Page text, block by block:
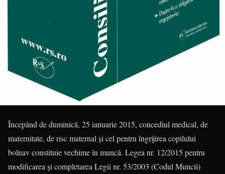
Începând de duminică, 25 ianuarie 2015, concediul medical, de
maternitate, de risc maternal şi cel pentru îngrijirea copilului
bolnav constituie vechime în muncă. Legea nr. 12/2015 pentru
modificarea şi completarea Legii nr. 53/2003 (Codul Muncii)